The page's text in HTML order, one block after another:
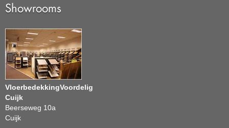
Showrooms
VloerbedekkingVoordelig
Cuijk
Beerseweg 10a
Cuijk